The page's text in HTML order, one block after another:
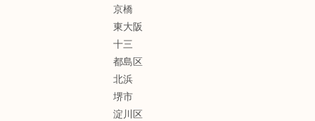
京橋
東大阪
十三
都島区
北浜
堺市
淀川区